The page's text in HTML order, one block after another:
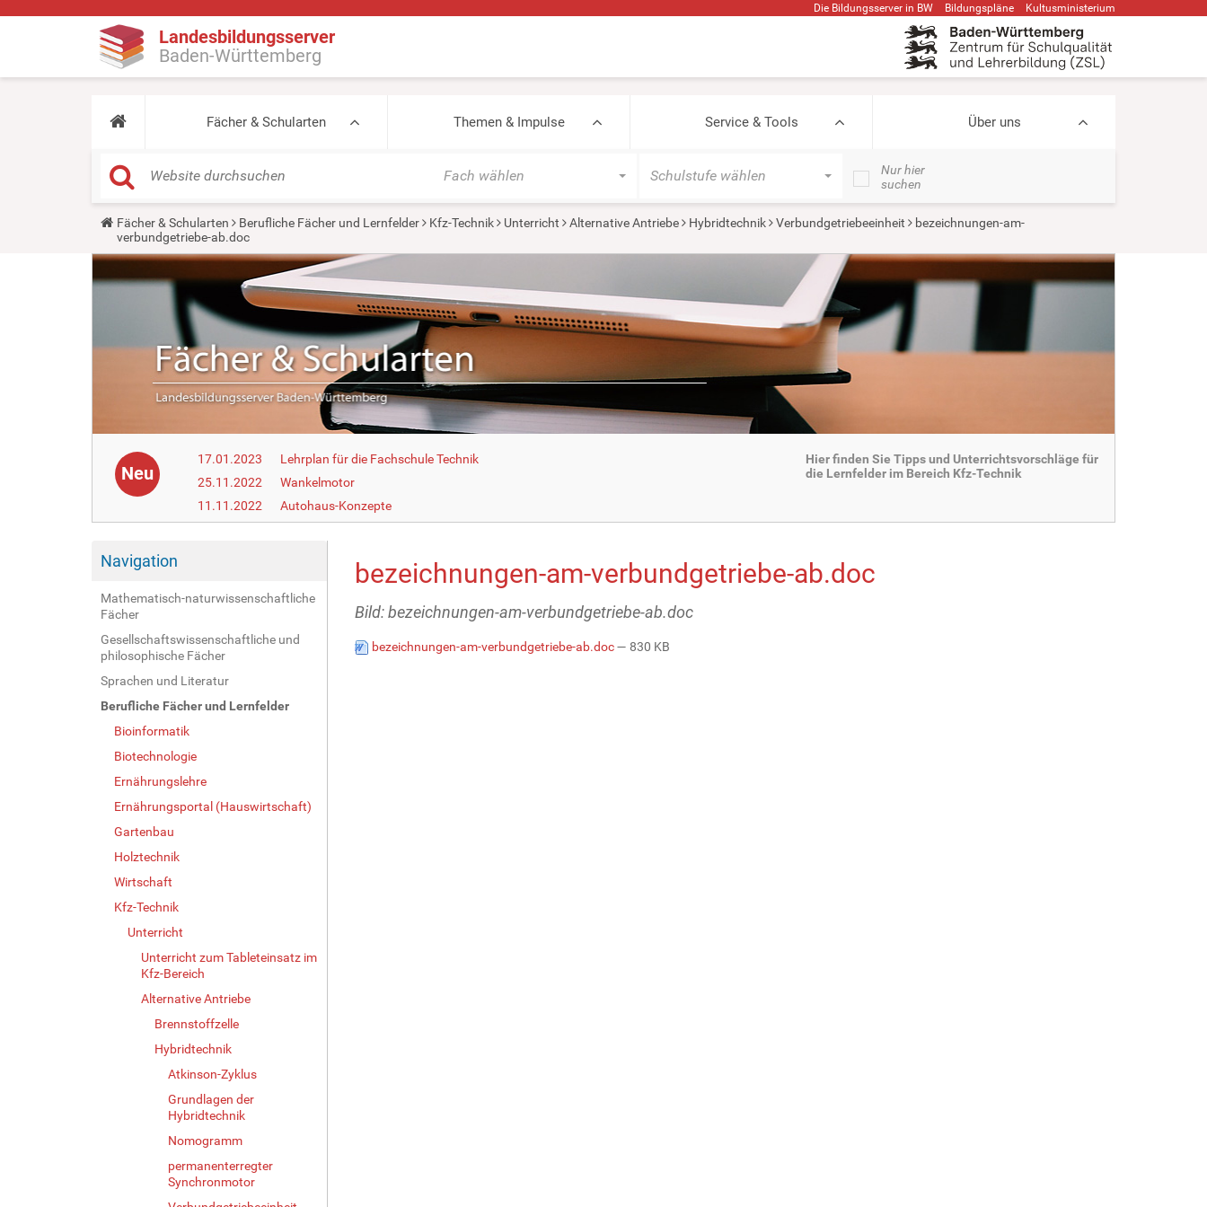
Die Bildungsserver in BW Bildungspläne Kultusministerium
Landesbildungsserver
Baden-Württemberg
Fächer & Schularten Themen & Impulse Service & Tools Über uns
Fach wählen Schulstufe wählen
Nur hier
suchen
Y
u
a
r
e
Fächer & Schularten Berufliche Fächer und Lernfelder Kfz-Technik Unterricht Alternative Antriebe Hybridtechnik Verbundgetriebeeinheit
bezeichnungen-am-
verbundgetriebe-ab.doc
Neu
17.01.2023
Lehrplan für die Fachschule Technik
25.11.2022
Wankelmotor
11.11.2022
Autohaus-Konzepte
Hier finden Sie Tipps und Unterrichtsvorschläge für
die Lernfelder im Bereich Kfz-Technik
Navigation
Mathematisch-naturwissenschaftliche
Fächer
Gesellschaftswissenschaftliche und
philosophische Fächer
Sprachen und Literatur
Berufliche Fächer und Lernfelder
Bioinformatik
Biotechnologie
Ernährungslehre
Ernährungsportal (Hauswirtschaft)
Gartenbau
Holztechnik
Wirtschaft
Kfz-Technik
Unterricht
Unterricht zum Tableteinsatz im
Kfz-Bereich
Alternative Antriebe
Brennstoffzelle
Hybridtechnik
Atkinson-Zyklus
Grundlagen der
Hybridtechnik
Nomogramm
permanenterregter
Synchronmotor
bezeichnungen-am-verbundgetriebe-ab.doc
Bild: bezeichnungen-am-verbundgetriebe-ab.doc
bezeichnungen-am-verbundgetriebe-ab.doc— 830 KB